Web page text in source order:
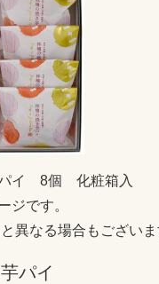
パイ 8個 化粧箱入
ジです。
異なる場合もございま
パイ